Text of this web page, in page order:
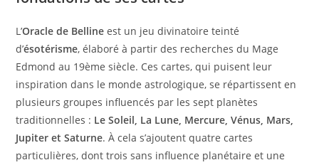
L’Oracle de Belline est un jeu divinatoire teinté
d’ésotérisme, élaboré à partir des recherches du Mage
Edmond au 19ème siècle. Ces cartes, qui puisent leur
inspiration dans le monde astrologique, se répartissent en
plusieurs groupes influencés par les sept planètes
traditionnelles : Le Soleil, La Lune, Mercure, Vénus, Mars,
Jupiter et Saturne. À cela s’ajoutent quatre cartes
particulières, dont trois sans influence planétaire et une